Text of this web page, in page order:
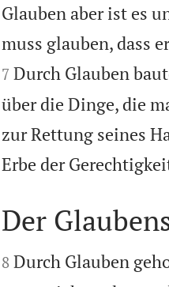
Glauben aber ist es
muss glauben, dass
7 Durch Glauben
über die Dinge, die
zur Rettung seines
Erbe der

Der

8 Durch Glauben